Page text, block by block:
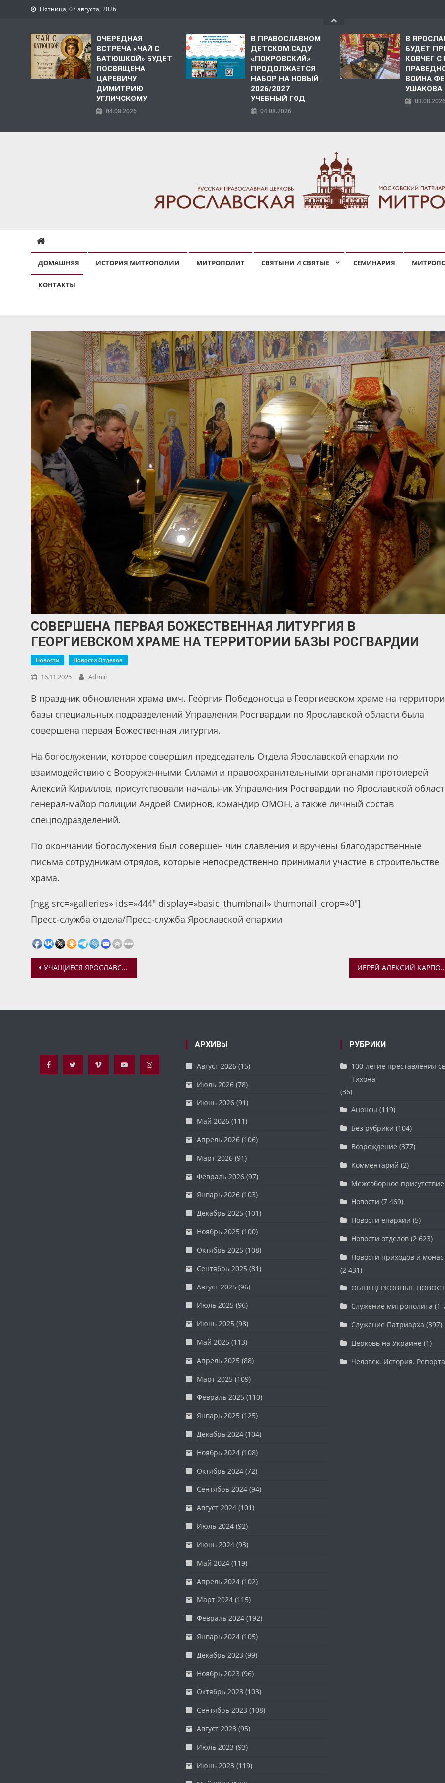
Пятница, 07 августа, 2026
ОЧЕРЕДНАЯ
ВСТРЕЧА «ЧАЙ С
БАТЮШКОЙ» БУДЕТ
ПОСВЯЩЕНА
ЦАРЕВИЧУ
ДИМИТРИЮ
УГЛИЧСКОМУ
04.08.2026
В ПРАВОСЛАВНОМ
ДЕТСКОМ САДУ
«ПОКРОВСКИЙ»
ПРОДОЛЖАЕТСЯ
НАБОР НА НОВЫЙ
2026/2027
УЧЕБНЫЙ ГОД
04.08.2026
В
БУДЕТ
КОВЧЕГ
ВОИНА
УШАКОВА
ДОМАШНЯЯ ИСТОРИЯ МИТРОПОЛИИ МИТРОПОЛИТ СВЯТЫНИ И СВЯТЫЕ СЕМИНАРИЯ
КОНТАКТЫ
СОВЕРШЕНА ПЕРВАЯ БОЖЕСТВЕННАЯ ЛИТУРГИЯ В
ГЕОРГИЕВСКОМ ХРАМЕ НА ТЕРРИТОРИИ БАЗЫ РОСГВАРДИИ
Новости Новости Отделов
16.11.2025 Admin
В праздник обновления храма вмч. Гео́ргия Победоносца в Георгиевском храме на
базы специальных подразделений Управления Росгвардии по Ярославской области была
совершена первая Божественная литургия.
На богослужении, которое совершил председатель Отдела Ярославской епархии по
взаимодействию с Вооруженными Силами и правоохранительными органами протоиерей
Алексий Кириллов, присутствовали начальник Управления Росгвардии по Ярославской
генерал-майор полиции Андрей Смирнов, командир ОМОН, а также личный состав
спецподразделений.
По окончании богослужения был совершен чин славления и вручены благодарственные
письма сотрудникам отрядов, которые непосредственно принимали участие в строительстве
храма.
[ngg src=»galleries» ids=»444″ display=»basic_thumbnail» thumbnail_crop=»0″]
Пресс-служба отдела/Пресс-служба Ярославской епархии
Навигация
записям
УЧАЩИЕСЯ ЯРОСЛАВСКОЙ ГУБЕРНСКОЙ ГИМНАЗИИ ПОСЕТИЛИ ПРИЮТ ДЛЯ СОБАК «ВИТА»-«ВЕРНОСТЬ» ИЕРЕЙ АЛЕКСИЙ КАРПОВ ПРИНЯЛ УЧАСТИЕ В ПРАЗДНИЧНОМ ВЕЧЕРЕ ПО
АРХИВЫ
Август 2026(15)
Июль 2026(78)
Июнь 2026(91)
Май 2026(111)
Апрель 2026(106)
Март 2026(91)
Февраль 2026(97)
Январь 2026(103)
Декабрь 2025 (101)
Ноябрь 2025 (100)
Октябрь 2025 (108)
Сентябрь 2025 (81)
Август 2025 (96)
Июль 2025 (96)
Июнь 2025 (98)
Май 2025 (113)
Апрель 2025 (88)
Март 2025 (109)
Февраль 2025 (110)
Январь 2025 (125)
Декабрь 2024(104)
Ноябрь 2024(108)
Октябрь 2024(72)
Сентябрь 2024(94)
Август 2024(101)
Июль 2024(92)
Июнь 2024(93)
Май 2024(119)
Апрель 2024(102)
Март 2024(115)
Февраль 2024(192)
Январь 2024(105)
Декабрь 2023 (99)
Ноябрь 2023 (96)
Октябрь 2023 (103)
Сентябрь 2023 (108)
Август 2023 (95)
Июль 2023 (93)
Июнь 2023 (119)
РУБРИКИ
100-летие преставления
Тихона
(36)
Анонсы (119)
Без рубрики (104)
Возрождение (377)
Комментарий (2)
Межсоборное присутствие
Новости (7 469)
Новости епархии (5)
Новости отделов(2 623)
Новости приходов и
(2 431)
ОБЩЕЦЕРКОВНЫЕ
Служение митрополита (1
Служение Патриарха (397)
Церковь на Украине (1)
Человек. История.